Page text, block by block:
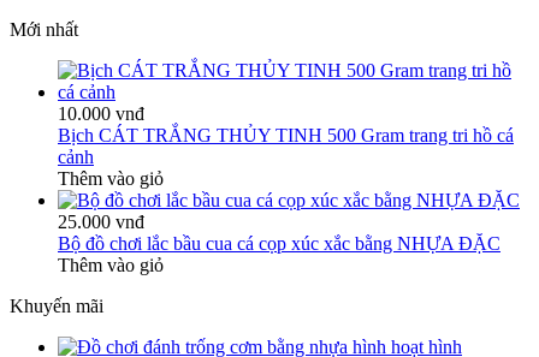
Mới nhất
10.000 vnđ
Bịch CÁT TRẮNG THỦY TINH 500 Gram trang tri hồ cá
cảnh
Thêm vào giỏ
25.000 vnđ
Bộ đồ chơi lắc bầu cua cá cọp xúc xắc bằng NHỰA ĐẶC
Thêm vào giỏ
Khuyến mãi